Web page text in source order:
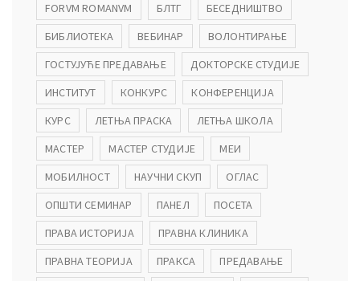
FORVM ROMANVM БЛТГ
БЕСЕДНИШТВО
БИБЛИОТЕКА
ВЕБИНАР
ВОЛОНТИРАЊЕ
ГОСТУЈУЋЕ ПРЕДАВАЊЕ
ДОКТОРСКЕ СТУДИЈЕ
ИНСТИТУТ
КОНКУРС
КОНФЕРЕНЦИЈА
КУРС
ЛЕТЊА ПРАСКА
ЛЕТЊА ШКОЛА
МАСТЕР
МАСТЕР СТУДИЈЕ
МЕИ
МОБИЛНОСТ
НАУЧНИ СКУП
ОГЛАС
ОПШТИ СЕМИНАР
ПАНЕЛ
ПОСЕТА
ПРАВА ИСТОРИЈА
ПРАВНА КЛИНИКА
ПРАВНА ТЕОРИЈА
ПРАКСА
ПРЕДАВАЊЕ